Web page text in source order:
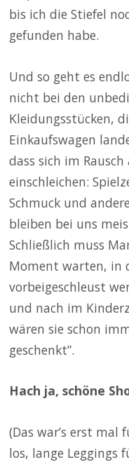
bis ich die Stiefel
gefunden habe.
Und so geht es
nicht bei den
Kleidungsstücken,
Einkaufswagen
dass sich im
einschleichen:
Schmuck und
bleiben bei uns
Schließlich muss
Moment warten, in
vorbeigeschleust
und nach im
wären sie schon
geschenkt”.
Hach ja, schöne
(Das war’s erst mal
los, lange Leggings